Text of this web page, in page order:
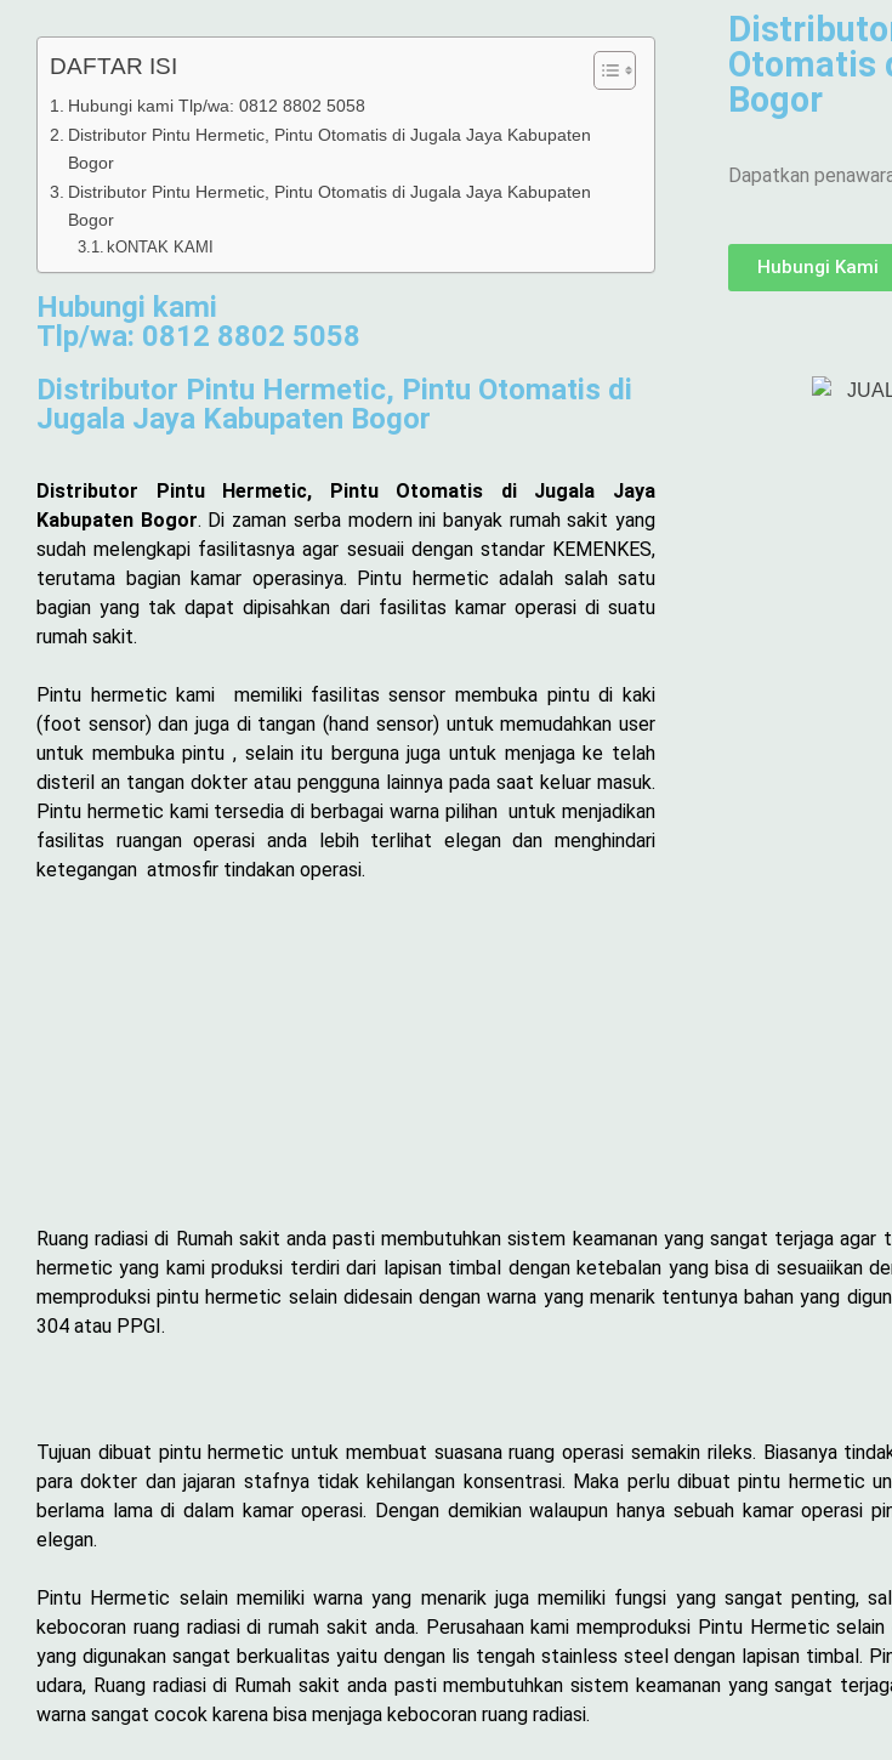
DAFTAR ISI
Hubungi kami Tlp/wa: 0812 8802 5058
Distributor Pintu Hermetic, Pintu Otomatis di Jugala Jaya Kabupaten
Bogor
Distributor Pintu Hermetic, Pintu Otomatis di Jugala Jaya Kabupaten
Bogor
kONTAK KAMI
Hubungi kami
Tlp/wa: 0812 8802 5058
Otomatis
Bogor
Dapatkan
Hubungi Kami
Distributor Pintu Hermetic, Pintu Otomatis di
Jugala Jaya Kabupaten Bogor
Distributor Pintu Hermetic, Pintu Otomatis di Jugala Jaya
Kabupaten Bogor. Di zaman serba modern ini banyak rumah sakit yang
sudah melengkapi fasilitasnya agar sesuaii dengan standar KEMENKES,
terutama bagian kamar operasinya. Pintu hermetic adalah salah satu
bagian yang tak dapat dipisahkan dari fasilitas kamar operasi di suatu
rumah sakit.
Pintu hermetic kami memiliki fasilitas sensor membuka pintu di kaki
(foot sensor) dan juga di tangan (hand sensor) untuk memudahkan user
untuk membuka pintu , selain itu berguna juga untuk menjaga ke telah
disteril an tangan dokter atau pengguna lainnya pada saat keluar masuk.
Pintu hermetic kami tersedia di berbagai warna pilihan untuk menjadikan
fasilitas ruangan operasi anda lebih terlihat elegan dan menghindari
ketegangan atmosfir tindakan operasi.
Ruang radiasi di Rumah sakit anda pasti membutuhkan sistem keamanan yang sangat terjaga
hermetic yang kami produksi terdiri dari lapisan timbal dengan ketebalan yang bisa di sesuaiikan
memproduksi pintu hermetic selain didesain dengan warna yang menarik tentunya bahan yang
304 atau PPGI.
Tujuan dibuat pintu hermetic untuk membuat suasana ruang operasi semakin rileks. Biasanya
para dokter dan jajaran stafnya tidak kehilangan konsentrasi. Maka perlu dibuat pintu hermetic
berlama lama di dalam kamar operasi. Dengan demikian walaupun hanya sebuah kamar operasi
elegan.
Pintu Hermetic selain memiliki warna yang menarik juga memiliki fungsi yang sangat penting,
kebocoran ruang radiasi di rumah sakit anda. Perusahaan kami memproduksi Pintu Hermetic
yang digunakan sangat berkualitas yaitu dengan lis tengah stainless steel dengan lapisan timbal.
udara, Ruang radiasi di Rumah sakit anda pasti membutuhkan sistem keamanan yang sangat
warna sangat cocok karena bisa menjaga kebocoran ruang radiasi.